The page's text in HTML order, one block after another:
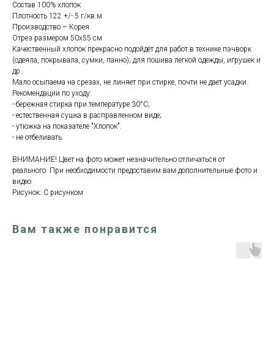
Состав 100% хлопок
Плотность 122 +/- 5 г/кв.м
Производство – Корея
Отрез размером 50х55 см
Качественный хлопок прекрасно подойдёт для работ в технике пэчворк
(одеяла, покрывала, сумки, панно); для пошива легкой одежды, игрушек и
др.
Мало осыпаема на срезах, не линяет при стирке, почти не дает усадки.
Рекомендации по уходу:
- бережная стирка при температуре 30°С;
- естественная сушка в расправленном виде;
- утюжка на показателе "Хлопок".
- не отбеливать.
ВНИМАНИЕ! Цвет на фото может незначительно отличаться от
реального. При необходимости предоставим вам дополнительные фото и
видео
Рисунок: С рисунком
Вам также понравится